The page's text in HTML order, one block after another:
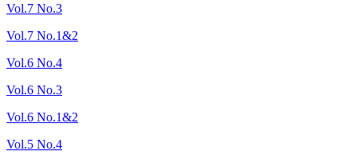
Vol.7 No.3
Vol.7 No.1&2
Vol.6 No.4
Vol.6 No.3
Vol.6 No.1&2
Vol.5 No.4